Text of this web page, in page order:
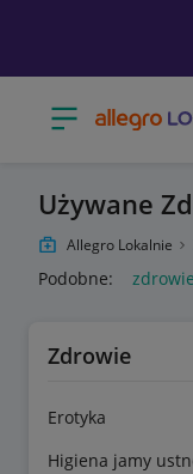
Otwórz menu z
Używane
Allegro Lokalnie
Podobne: zdrowie
Zdrowie
Erotyka
Higiena jamy